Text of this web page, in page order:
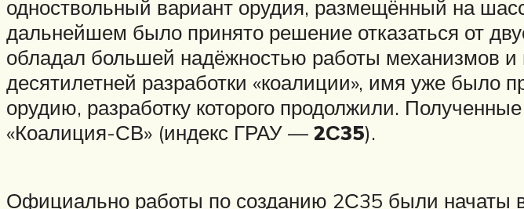
одноствольный вариант орудия, размещённый на
дальнейшем было принято решение отказаться от
обладал большей надёжностью работы механизмов
десятилетней разработки «коалиции», имя уже было
орудию, разработку которого продолжили.
«Коалиция-СВ» (индекс ГРАУ — 2С35).
Официально работы по созданию 2С35 были начаты